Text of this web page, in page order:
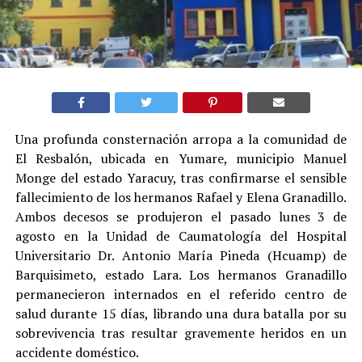
Una profunda consternación arropa a la comunidad de
El Resbalón, ubicada en Yumare, municipio Manuel
Monge del estado Yaracuy, tras confirmarse el sensible
fallecimiento de los hermanos Rafael y Elena Granadillo.
Ambos decesos se produjeron el pasado lunes 3 de
agosto en la Unidad de Caumatología del Hospital
Universitario Dr. Antonio María Pineda (Hcuamp) de
Barquisimeto, estado Lara. Los hermanos Granadillo
permanecieron internados en el referido centro de
salud durante 15 días, librando una dura batalla por su
sobrevivencia tras resultar gravemente heridos en un
accidente doméstico.